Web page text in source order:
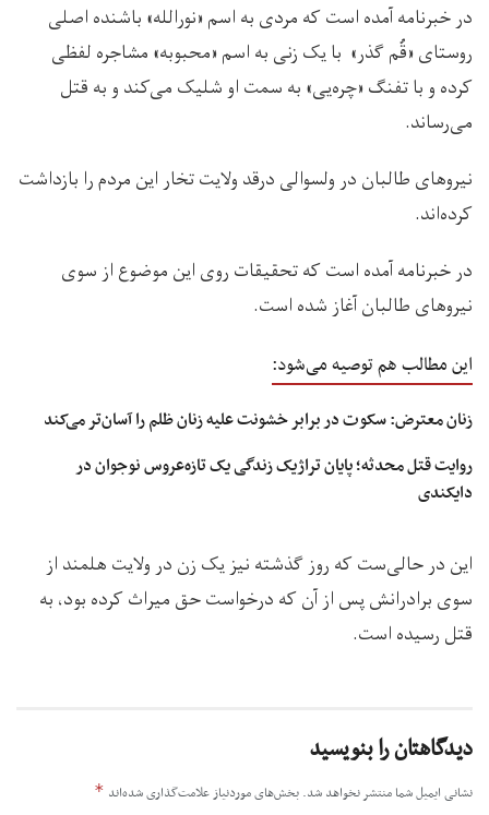
در خبرنامه آمده است که مردی به اسم «نورالله» باشنده اصلی
روستای «قُم گذر» با یک زنی به اسم «محبوبه» مشاجره لفظی
کرده و با تفنگ «چره‌یی» به سمت او شلیک می‌کند و به قتل
می‌رساند.
نیروهای طالبان در ولسوالی درقد ولایت تخار این مردم را بازداشت
کرده‌اند.
در خبرنامه آمده است که تحقیقات روی این موضوع از سوی
نیروهای طالبان آغاز شده است.
این مطالب هم توصیه می‌شود:
زنان معترض: سکوت در برابر خشونت علیه زنان ظلم را آسان‌تر می‌کند
روایت قتل محدثه؛ پایان تراژیک زندگی یک تازه‌عروس نوجوان در
دایکندی
این در حالی‌ست که روز گذشته نیز یک زن در ولایت هلمند از
سوی برادرانش پس از آن که درخواست حق میراث کرده بود، به
قتل رسیده است.
دیدگاهتان را بنویسید
نشانی ایمیل شما منتشر نخواهد شد. بخش‌های موردنیاز علامت‌گذاری شده‌اند *